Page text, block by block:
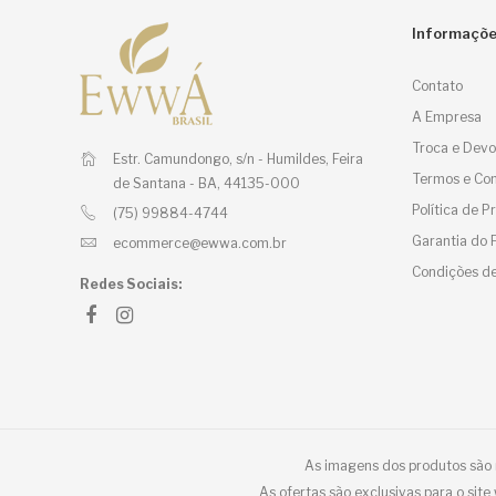
Estr. Camundongo, s/n - Humildes, Feira
de Santana - BA, 44135-000
(75) 99884-4744
ecommerce@ewwa.com.br
Redes Sociais:
Contato
A Empresa
Troca e
Termos e
Política de
Garantia do
Condições
As imagens dos produtos
As ofertas são exclusivas para o